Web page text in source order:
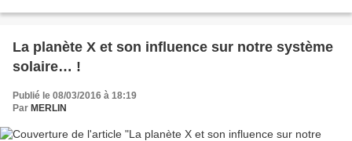
La planète X et son influence sur notre système
solaire… !
Publié le 08/03/2016 à 18:19
Par MERLIN